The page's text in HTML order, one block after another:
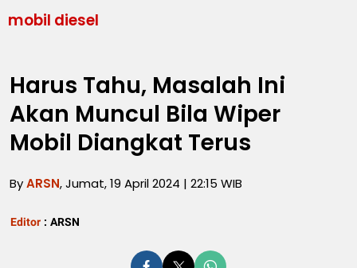
mobil diesel
Harus Tahu, Masalah Ini
Akan Muncul Bila Wiper
Mobil Diangkat Terus
ByARSN, Jumat, 19 April 2024 | 22:15 WIB
Editor : ARSN